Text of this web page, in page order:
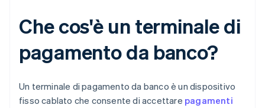
Che cos'è un terminale di
pagamento da banco?
Un terminale di pagamento da banco è un dispositivo
fisso cablato che consente di accettare pagamenti